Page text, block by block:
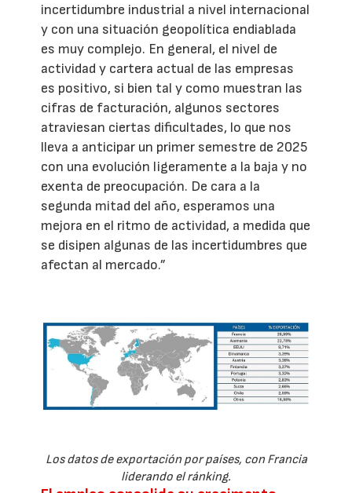
incertidumbre industrial a nivel internacional
y con una situación geopolítica endiablada
es muy complejo. En general, el nivel de
actividad y cartera actual de las empresas
es positivo, si bien tal y como muestran las
cifras de facturación, algunos sectores
atraviesan ciertas dificultades, lo que nos
lleva a anticipar un primer semestre de 2025
con una evolución ligeramente a la baja y no
exenta de preocupación. De cara a la
segunda mitad del año, esperamos una
mejora en el ritmo de actividad, a medida que
se disipen algunas de las incertidumbres que
afectan al mercado.”
Los datos de exportación por países, con Francia
liderando el ránking.